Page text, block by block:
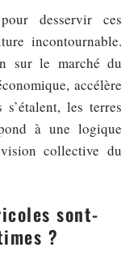
desservir ces
incontournable.
sur le marché du
accélère
les terres
à une logique
collective du
sont-
?